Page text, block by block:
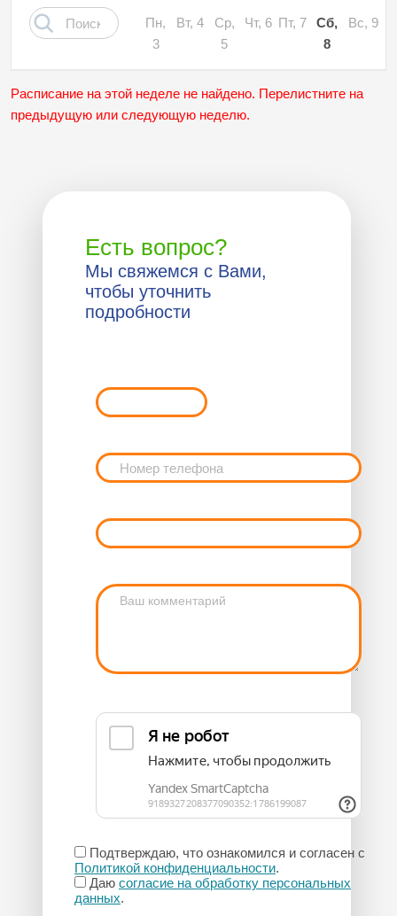
Пн,
3
Вт, 4
Ср,
5
Чт, 6 Пт, 7
Сб,
8
Вс, 9
Расписание на этой неделе не найдено. Перелистните на
предыдущую или следующую неделю.
Есть вопрос?
Мы свяжемся с Вами,
чтобы уточнить
подробности
Подтверждаю, что ознакомился и согласен с
Политикой конфиденциальности.
Даю согласие на обработку персональных
данных.